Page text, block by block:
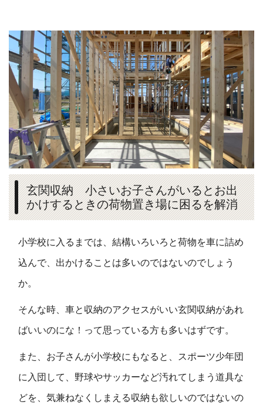
玄関収納 小さいお子さんがいるとお出
かけするときの荷物置き場に困るを解消
小学校に入るまでは、結構いろいろと荷物を車に詰め
込んで、出かけることは多いのではないのでしょう
か。
そんな時、車と収納のアクセスがいい玄関収納があれ
ばいいのにな！って思っている方も多いはずです。
また、お子さんが小学校にもなると、スポーツ少年団
に入団して、野球やサッカーなど汚れてしまう道具な
どを、気兼ねなくしまえる収納も欲しいのではないの